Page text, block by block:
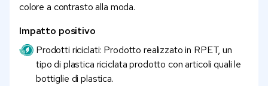
colore a contrasto alla moda.
Impatto positivo
Prodotti riciclati: Prodotto realizzato in RPET, un
tipo di plastica riciclata prodotto con articoli quali le
bottiglie di plastica.